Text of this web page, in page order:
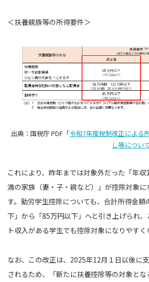
＜扶養親族等の所得要件＞
出典：国税庁 PDF「令和7年度税制改正による
し等につい
これにより、昨年までは対象外だった「年
満の家族（妻・子・親など）」が控除対象に
す。勤労学生控除についても、合計所得金額
下」から「85万円以下」へと引き上げられ
ト収入がある学生でも控除対象になりやすく
なお、この改正は、2025年12月１日以後に
されるため、「新たに扶養控除等の対象と